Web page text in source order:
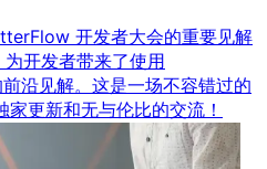
开发者大会的重要见解
开发者带来了使用
沿见解。这是一场不容错过的
更新和无与伦比的交流！